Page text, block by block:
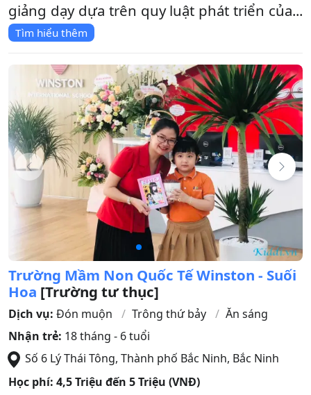
giảng dạy dựa trên quy luật phát triển của...
Tìm hiểu thêm
Trường Mầm Non Quốc Tế Winston - Suối
Hoa [Trường tư thục]
Dịch vụ: Đón muộn Trông thứ bảy
Ăn sáng
Nhận trẻ: 18 tháng - 6 tuổi
Số 6 Lý Thái Tông, Thành phố Bắc Ninh, Bắc Ninh
Học phí: 4,5 Triệu đến 5 Triệu (VNĐ)